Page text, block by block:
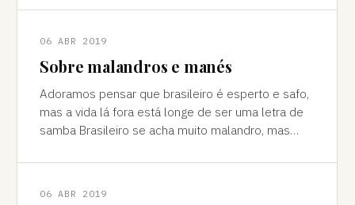
06 ABR 2019
Sobre malandros e manés
Adoramos pensar que brasileiro é esperto e safo,
mas a vida lá fora está longe de ser uma letra de
samba Brasileiro se acha muito malandro, mas
06 ABR 2019